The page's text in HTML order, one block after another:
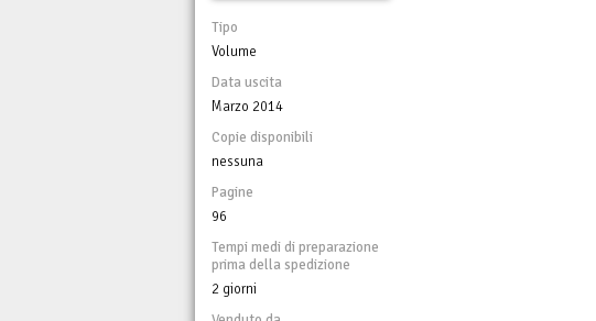
Tipo
Volume
Data uscita
Marzo 2014
Copie disponibili
nessuna
Pagine
96
Tempi medi di preparazione
prima della spedizione
2 giorni